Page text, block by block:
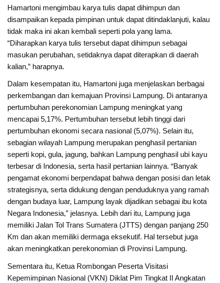
Hamartoni mengimbau karya tulis dapat dihimpun dan
disampaikan kepada pimpinan untuk dapat ditindaklanjuti, kalau
tidak maka ini akan kembali seperti pola yang lama.
“Diharapkan karya tulis tersebut dapat dihimpun sebagai
masukan perubahan, setidaknya dapat diterapkan di daerah
kalian,” harapnya.
Dalam kesempatan itu, Hamartoni juga menjelaskan berbagai
perkembangan dan kemajuan Provinsi Lampung. Di antaranya
pertumbuhan perekonomian Lampung meningkat yang
mencapai 5,17%. Pertumbuhan tersebut lebih tinggi dari
pertumbuhan ekonomi secara nasional (5,07%). Selain itu,
sebagian wilayah Lampung merupakan penghasil pertanian
seperti kopi, gula, jagung, bahkan Lampung penghasil ubi kayu
terbesar di Indonesia, serta hasil pertanian lainnya. “Banyak
pengamat ekonomi berpendapat bahwa dengan posisi dan letak
strategisnya, serta didukung dengan penduduknya yang ramah
dengan budaya luar, Lampung layak dijadikan sebagai ibu kota
Negara Indonesia,” jelasnya. Lebih dari itu, Lampung juga
memiliki Jalan Tol Trans Sumatera (JTTS) dengan panjang 250
Km dan akan memiliki dermaga eksekutif. Hal tersebut juga
akan meningkatkan perekonomian di Provinsi Lampung.
Sementara itu, Ketua Rombongan Peserta Visitasi
Kepemimpinan Nasional (VKN) Diklat Pim Tingkat II Angkatan